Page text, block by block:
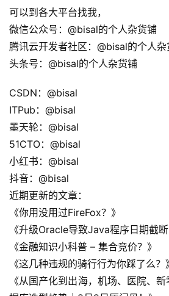
营
记
录
经
教
程
软
件
应
用
服
务
项
目
登录
可以到各大平台找我，
微信公众号：@bisal的个人杂货铺
腾讯云开发者社区：@bisal的个人杂
头条号：@bisal的个人杂货铺
CSDN：@bisal
ITPub：@bisal
墨天轮：@bisal
51CTO：@bisal
小红书：@bisal
抖音：@bisal
近期更新的文章：
《你用没用过FireFox？》
《升级Oracle导致Java程序日期截断
《金融知识小科普 – 集合竞价？》
《这几种违规的骑行行为你踩了么？
《从国产化到出海，机场、医院、